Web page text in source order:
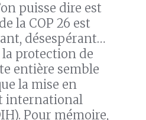
puisse dire est
la COP 26 est
désespérant…
la protection de
entière semble
la mise en
international
Pour mémoire,